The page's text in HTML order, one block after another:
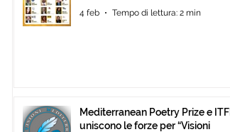
4 feb Tempo di lettura: 2 min
Mediterranean Poetry Prize e ITFF
uniscono le forze per “Visioni